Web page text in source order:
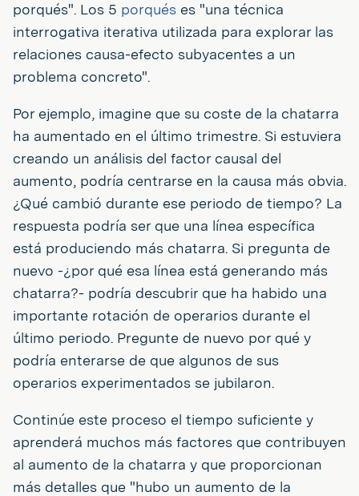
porqués". Los 5 porqués es "una técnica
interrogativa iterativa utilizada para explorar las
relaciones causa-efecto subyacentes a un
problema concreto".
Por ejemplo, imagine que su coste de la chatarra
ha aumentado en el último trimestre. Si estuviera
creando un análisis del factor causal del
aumento, podría centrarse en la causa más obvia.
¿Qué cambió durante ese periodo de tiempo? La
respuesta podría ser que una línea específica
está produciendo más chatarra. Si pregunta de
nuevo -¿por qué esa línea está generando más
chatarra?- podría descubrir que ha habido una
importante rotación de operarios durante el
último periodo. Pregunte de nuevo por qué y
podría enterarse de que algunos de sus
operarios experimentados se jubilaron.
Continúe este proceso el tiempo suficiente y
aprenderá muchos más factores que contribuyen
al aumento de la chatarra y que proporcionan
más detalles que "hubo un aumento de la